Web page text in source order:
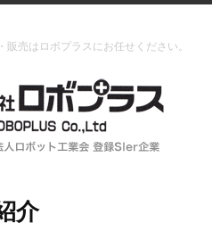
売はロボプラスにお任せください。
介